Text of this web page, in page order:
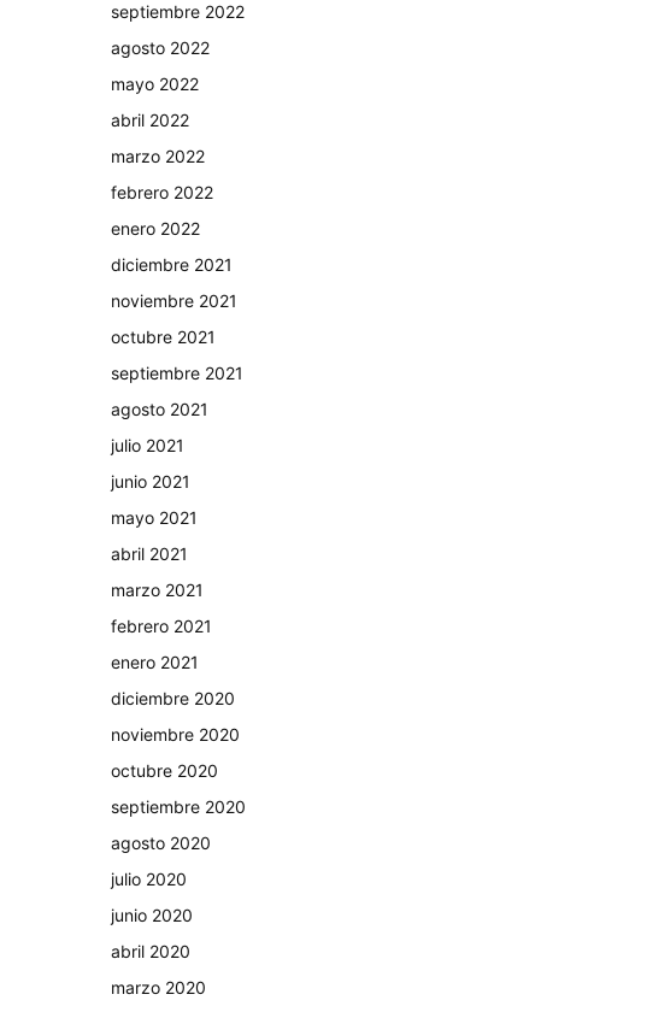
septiembre 2022
agosto 2022
mayo 2022
abril 2022
marzo 2022
febrero 2022
enero 2022
diciembre 2021
noviembre 2021
octubre 2021
septiembre 2021
agosto 2021
julio 2021
junio 2021
mayo 2021
abril 2021
marzo 2021
febrero 2021
enero 2021
diciembre 2020
noviembre 2020
octubre 2020
septiembre 2020
agosto 2020
julio 2020
junio 2020
abril 2020
marzo 2020